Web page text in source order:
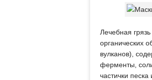
Лечебная
органических
вулканов),
ферменты,
частички